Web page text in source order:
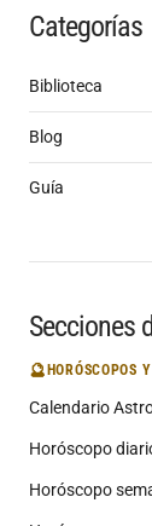
Categorías
Biblioteca
Blog
Guía
Secciones
🔮HORÓSCOPOS
Calendario
Horóscopo
Horóscopo